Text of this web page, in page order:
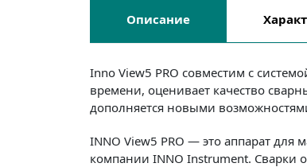
Описание
Inno View5 PRO совместим с
времени, оценивает качество
дополняется новыми
INNO View5 PRO — это аппарат
компании INNO Instrument. Сварки